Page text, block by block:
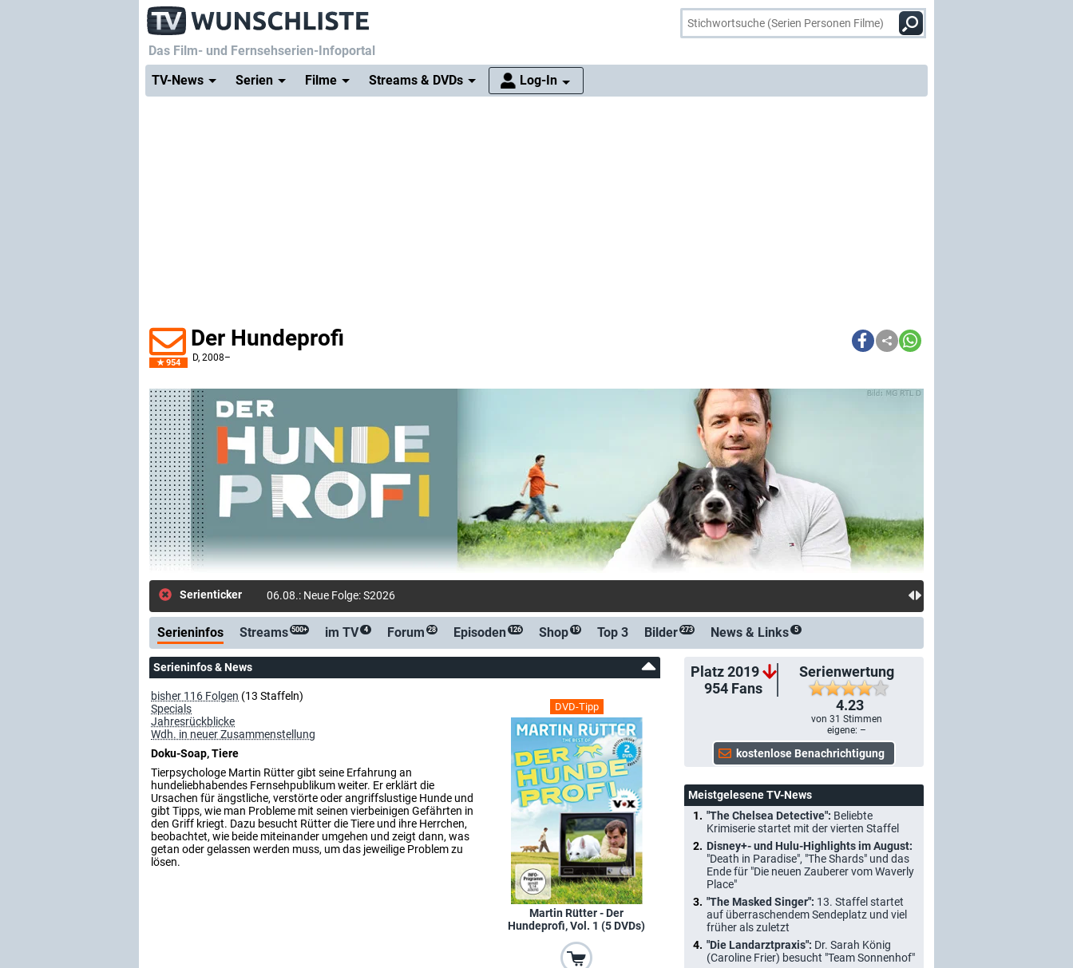
Das Film- und Fernsehserien-Infoportal
TV-News
Serien Filme Streams & DVDs Log-In
954
Der Hundeprofi
D, 2008–
Serienticker 06.08.: Neue Folge: S2026E2 (RTL+ Premium)
Serieninfos Streams 500+ im TV 4 Forum 28 Episoden 126 Shop 19 Top 3 Bilder 273 News & Links 5
Platz 2019
954 Fans
Serienwertung
4.23
von 31 Stimmen
eigene: –
Serieninfos & News
DVD-Tipp
Martin Rütter - Der
Hundeprofi, Vol. 1 (5 DVDs)
bisher 116 Folgen (13 Staffeln)
Specials
Jahresrückblicke
Wdh. in neuer Zusammenstellung
Doku-Soap, Tiere
Tierpsychologe Martin Rütter gibt seine Erfahrung an
hundeliebhabendes Fernsehpublikum weiter. Er erklärt die
Ursachen für ängstliche, verstörte oder angriffslustige Hunde und
gibt Tipps, wie man Probleme mit seinen vierbeinigen Gefährten in
den Griff kriegt. Dazu besucht Rütter die Tiere und ihre Herrchen,
beobachtet, wie beide miteinander umgehen und zeigt dann, was
getan oder gelassen werden muss, um das jeweilige Problem zu
lösen.
Meistgelesene TV-News
"The Chelsea Detective": Beliebte
Krimiserie startet mit der vierten Staffel
Disney+- und Hulu-Highlights im August:
"Death in Paradise", "The Shards" und das
Ende für "Die neuen Zauberer vom Waverly
Place"
"The Masked Singer": 13. Staffel startet
auf überraschendem Sendeplatz und viel
früher als zuletzt
"Die Landarztpraxis": Dr. Sarah König
(Caroline Frier) besucht "Team Sonnenhof"